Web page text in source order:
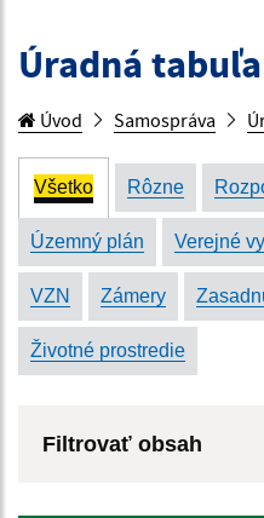
Úradná tabuľa
Úvod Samospráva
Všetko Rôzne
Územný plán Verejné
VZN Zámery
Životné prostredie
Filtrovať obsah